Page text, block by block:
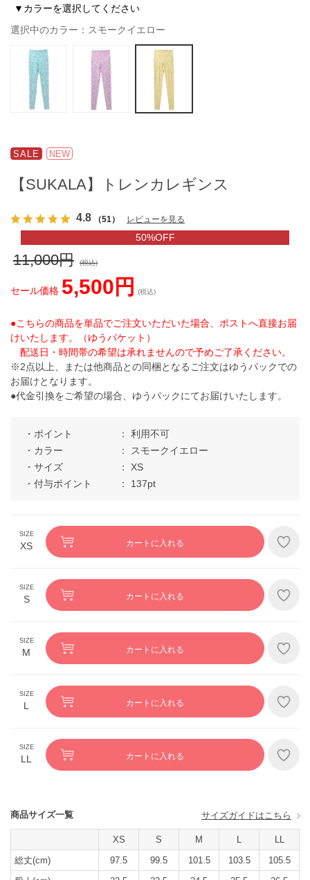
▼カラーを選択してください
選択中のカラー：スモークイエロー
SALE NEW
【SUKALA】トレンカレギンス
4.8 （51） レビューを見る
50%OFF
11,000円 (税込)
セール価格 5,500円 (税込)
●こちらの商品を単品でご注文いただいた場合、ポストへ直接お届
けいたします。（ゆうパケット）
配送日・時間帯の希望は承れませんので予めご了承ください。
※2点以上、または他商品との同梱となるご注文はゆうパックでの
お届けとなります。
●代金引換をご希望の場合、ゆうパックにてお届けいたします。
ポイント
利用不可
カラー
スモークイエロー
サイズ
XS
付与ポイント
137pt
XS カートに入れる
S カートに入れる
M カートに入れる
L カートに入れる
LL カートに入れる
商品サイズ一覧 サイズガイドはこちら
XS S M L
LL
総丈(cm)
97.5 99.5 101.5 103.5
105.5